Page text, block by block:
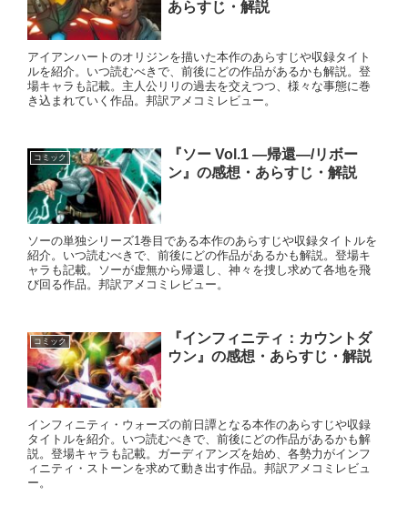
あらすじ・解説
アイアンハートのオリジンを描いた本作のあらすじや収録タイト
ルを紹介。いつ読むべきで、前後にどの作品があるかも解説。登
場キャラも記載。主人公リリの過去を交えつつ、様々な事態に巻
き込まれていく作品。邦訳アメコミレビュー。
コミック
『ソー Vol.1 ―帰還―/リボー
ン』の感想・あらすじ・解説
ソーの単独シリーズ1巻目である本作のあらすじや収録タイトルを
紹介。いつ読むべきで、前後にどの作品があるかも解説。登場キ
ャラも記載。ソーが虚無から帰還し、神々を捜し求めて各地を飛
び回る作品。邦訳アメコミレビュー。
コミック
『インフィニティ：カウントダ
ウン』の感想・あらすじ・解説
インフィニティ・ウォーズの前日譚となる本作のあらすじや収録
タイトルを紹介。いつ読むべきで、前後にどの作品があるかも解
説。登場キャラも記載。ガーディアンズを始め、各勢力がインフ
ィニティ・ストーンを求めて動き出す作品。邦訳アメコミレビュ
ー。